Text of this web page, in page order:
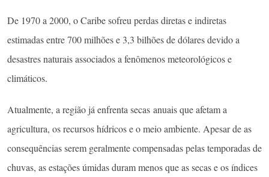
De 1970 a 2000, o Caribe sofreu perdas diretas e indiretas
estimadas entre 700 milhões e 3,3 bilhões de dólares devido a
desastres naturais associados a fenômenos meteorológicos e
climáticos.
Atualmente, a região já enfrenta secas anuais que afetam a
agricultura, os recursos hídricos e o meio ambiente. Apesar de as
consequências serem geralmente compensadas pelas temporadas de
chuvas, as estações úmidas duram menos que as secas e os índices